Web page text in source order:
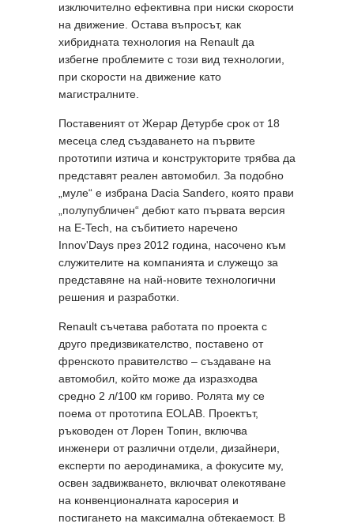
изключително ефективна при ниски скорости
на движение. Остава въпросът, как
хибридната технология на Renault да
избегне проблемите с този вид технологии,
при скорости на движение като
магистралните.
Поставеният от Жерар Детурбе срок от 18
месеца след създаването на първите
прототипи изтича и конструкторите трябва да
представят реален автомобил. За подобно
„муле“ е избрана Dacia Sandero, която прави
„полупубличен“ дебют като първата версия
на E-Tech, на събитието наречено
Innov'Days през 2012 година, насочено към
служителите на компанията и служещо за
представяне на най-новите технологични
решения и разработки.
Renault съчетава работата по проекта с
друго предизвикателство, поставено от
френското правителство – създаване на
автомобил, който може да изразходва
средно 2 л/100 км гориво. Ролята му се
поема от прототипа EOLAB. Проектът,
ръководен от Лорен Топин, включва
инженери от различни отдели, дизайнери,
експерти по аеродинамика, а фокусите му,
освен задвижването, включват олекотяване
на конвенционалната каросерия и
постигането на максимална обтекаемост. В